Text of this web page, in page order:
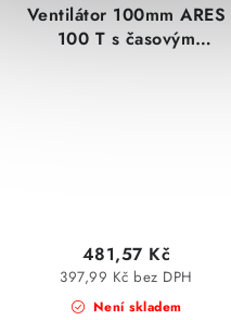
Ventilátor 100mm ARES
100 T s časovým
Není skladem
397,99 Kč bez DPH
481,57 Kč